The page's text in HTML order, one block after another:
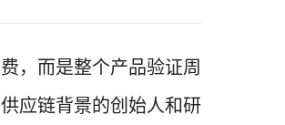
，而是整个产品验证周
应链背景的创始人和研